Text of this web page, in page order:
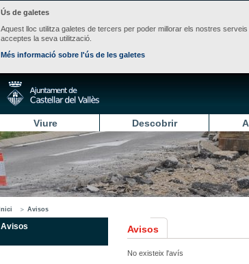
Ús de galetes
Aquest lloc utilitza galetes de tercers per poder millorar els nostres
acceptes la seva utilització.
Més informació sobre l'ús de les galetes
Viure Descobrir
Inici Avisos
Avisos Avisos
No existeix l'avís